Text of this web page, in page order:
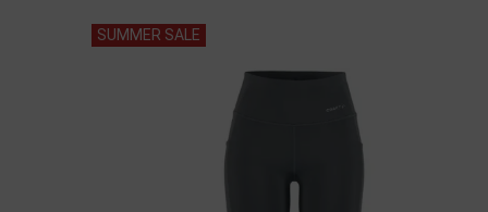
SUMMER SALE